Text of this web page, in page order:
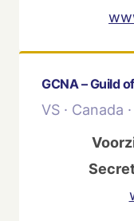
GCNA – Guild
VS · Canada